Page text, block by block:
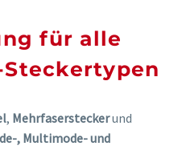
für alle
, Mehrfasersteckerund
, Multimode- und